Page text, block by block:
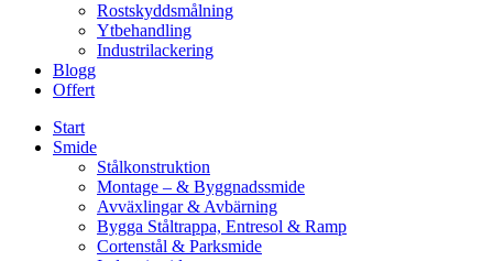
Rostskyddsmålning
Ytbehandling
Industrilackering
Blogg
Offert
Start
Smide
Stålkonstruktion
Montage – & Byggnadssmide
Avväxlingar & Avbärning
Bygga Ståltrappa, Entresol & Ramp
Cortenstål & Parksmide